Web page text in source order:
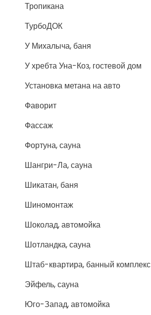
Тропикана
ТурбоДОК
У Михалыча, баня
У хребта Уна-Коз, гостевой дом
Установка метана на авто
Фаворит
Фассаж
Фортуна, сауна
Шангри-Ла, сауна
Шикатан, баня
Шиномонтаж
Шоколад, автомойка
Шотландка, сауна
Штаб-квартира, банный комплекс
Эйфель, сауна
Юго-Запад, автомойка